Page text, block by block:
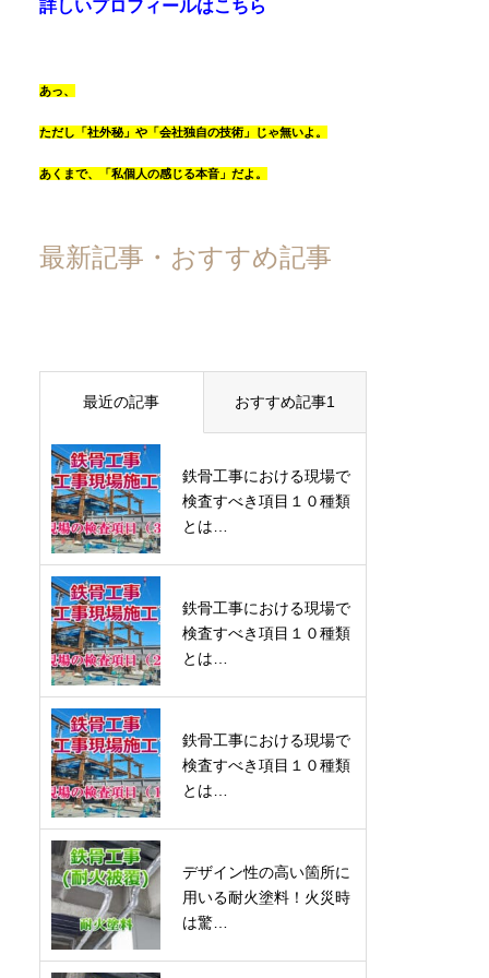
詳しいプロフィールはこちら
あっ、
ただし「社外秘」や「会社独自の技術」じゃ無いよ。
あくまで、「私個人の感じる本音」だよ。
最新記事・おすすめ記事
最近の記事 おすすめ記事1
鉄骨工事における現場で
検査すべき項目１０種類
とは…
鉄骨工事における現場で
検査すべき項目１０種類
とは…
鉄骨工事における現場で
検査すべき項目１０種類
とは…
デザイン性の高い箇所に
用いる耐火塗料！火災時
は驚…